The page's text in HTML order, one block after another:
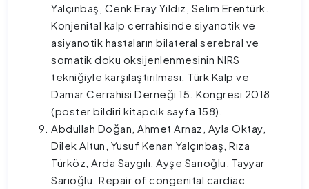
Yalçınbaş, Cenk Eray Yıldız, Selim Erentürk.
Konjenital kalp cerrahisinde siyanotik ve
asiyanotik hastaların bilateral serebral ve
somatik doku oksijenlenmesinin NIRS
tekniğiyle karşılaştırılması. Türk Kalp ve
Damar Cerrahisi Derneği 15. Kongresi 2018
(poster bildiri kitapcık sayfa 158).
Abdullah Doğan, Ahmet Arnaz, Ayla Oktay,
Dilek Altun, Yusuf Kenan Yalçınbaş, Rıza
Türköz, Arda Saygılı, Ayşe Sarıoğlu, Tayyar
Sarıoğlu. Repair of congenital cardiac